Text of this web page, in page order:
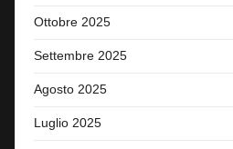
Ottobre 2025
Settembre 2025
Agosto 2025
Luglio 2025